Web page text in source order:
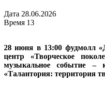
Дата 28.06.2026
Время 13
28 июня в 13:00 фудмолл
центр «Творческое
музыкальное событие –
«Талантория: территория